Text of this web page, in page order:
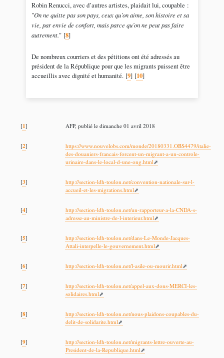
Robin Renucci, avec d’autres artistes, plaidait lui, coupable :
"On ne quitte pas son pays, ceux qu’on aime, son histoire et sa
vie, par envie de confort, mais parce qu’on ne peut pas faire
autrement."[8]
De nombreux courriers et des pétitions ont été adressés au
président de la République pour que les migrants puissent être
accueillis avec dignité et humanité.[9][10]
[1] AFP, publié le dimanche 01 avril 2018
[2]
https://www.nouvelobs.com/monde/20180331.OBS4479/italie-
des-douaniers-francais-forcent-un-migrant-a-un-controle-
urinaire-dans-le-local-d-une-ong.html
[3]
http://section-ldh-toulon.net/convention-nationale-sur-l-
accueil-et-les-migrations.html
[4]
http://section-ldh-toulon.net/un-rapporteur-a-la-CNDA-s-
adresse-au-ministre-de-l-interieur.html
[5]
http://section-ldh-toulon.net/dans-Le-Monde-Jacques-
Attali-interpelle-le-gouvernement.html
[6] http://section-ldh-toulon.net/l-asile-ou-mourir.html
[7]
http://section-ldh-toulon.net/appel-aux-dons-MERCI-les-
solidaires.html
[8]
http://section-ldh-toulon.net/nous-plaidons-coupables-du-
delit-de-solidarite.html
[9]
http://section-ldh-toulon.net/migrants-lettre-ouverte-au-
President-de-la-Republique.html